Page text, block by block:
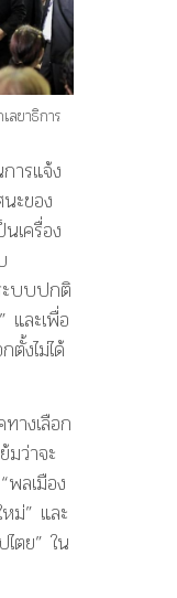
ลขาธิการ
ารแจ้ง
ะของ
เครื่อง
ะบบปกติ
ละเพื่อ
ตั้งไม่ได้
างเลือก
ว่าจะ
ลเมือง
ม่” และ
ตย” ใน